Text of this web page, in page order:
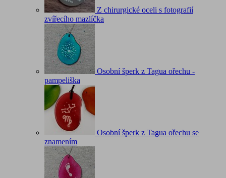
Z chirurgické oceli s fotografií
zvířecího mazlíčka
Osobní šperk z Tagua ořechu -
pampeliška
Osobní šperk z Tagua ořechu se
znamením